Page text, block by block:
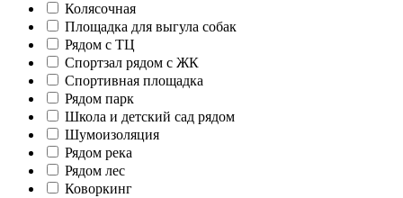
Колясочная
Площадка для выгула собак
Рядом с ТЦ
Спортзал рядом с ЖК
Спортивная площадка
Рядом парк
Школа и детский сад рядом
Шумоизоляция
Рядом река
Рядом лес
Коворкинг